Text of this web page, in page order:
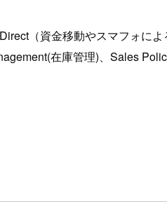
（資金移動やスマフォに
在庫管理)、Sales